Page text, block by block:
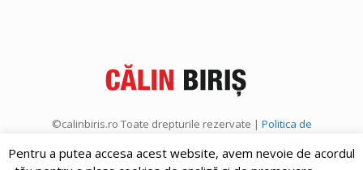
©calinbiris.ro Toate drepturile rezervate | Politica de
Pentru a putea accesa acest website, avem nevoie de acordul